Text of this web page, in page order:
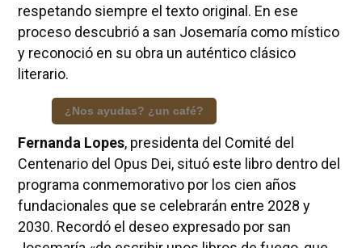
respetando siempre el texto original. En ese
proceso descubrió a san Josemaría como místico
y reconoció en su obra un auténtico clásico
literario.
¿Nos ayudas? ¿un café?
Fernanda Lopes, presidenta del Comité del
Centenario del Opus Dei, situó este libro dentro del
programa conmemorativo por los cien años
fundacionales que se celebrarán entre 2028 y
2030. Recordó el deseo expresado por san